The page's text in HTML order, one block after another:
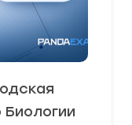
Биологии